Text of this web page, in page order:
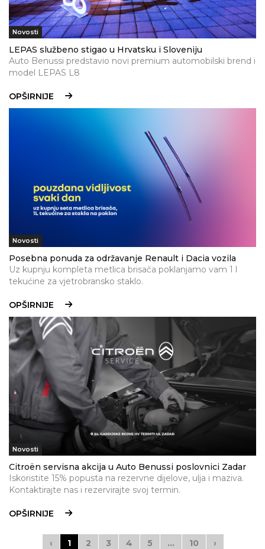
Novosti
LEPAS službeno stigao u Hrvatsku i Sloveniju
Auto Benussi predstavio novi premium automobilski brend i
model LEPAS L8
OPŠIRNIJE
Novosti
Posebna ponuda za održavanje Renault i Dacia vozila
Uz kupnju kompleta metlica brisača poklanjamo vam 1 l
tekućine za vjetrobransko staklo.
OPŠIRNIJE
Novosti
Citroën servisna akcija u Auto Benussi poslovnici Zadar
Iskoristite 15% popusta na rezervne dijelove, ulja i maziva.
Kontaktirajte nas i rezervirajte svoj termin.
OPŠIRNIJE
‹ 1 2 3 4 5 ... 10 ›